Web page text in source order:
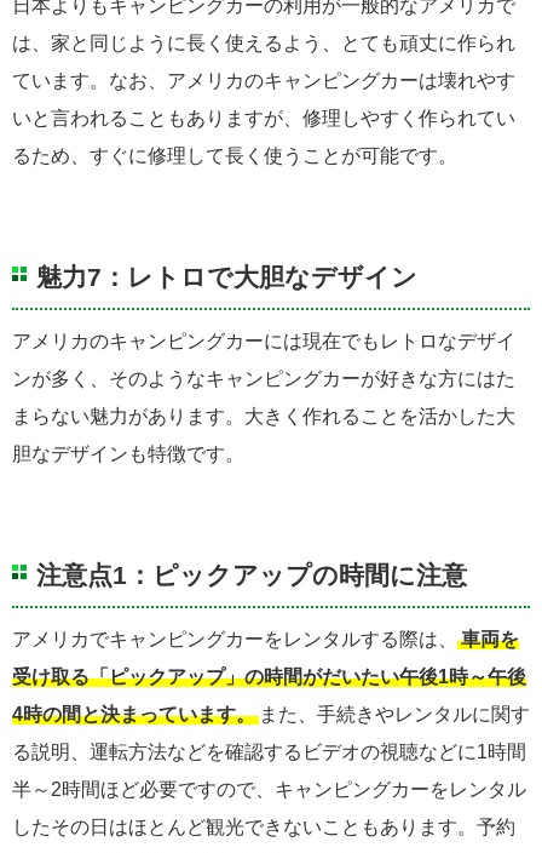
日本よりもキャンピングカーの利用が一般的なアメリカで
は、家と同じように長く使えるよう、とても頑丈に作られ
ています。なお、アメリカのキャンピングカーは壊れやす
いと言われることもありますが、修理しやすく作られてい
るため、すぐに修理して長く使うことが可能です。
魅力7：レトロで大胆なデザイン
アメリカのキャンピングカーには現在でもレトロなデザイ
ンが多く、そのようなキャンピングカーが好きな方にはた
まらない魅力があります。大きく作れることを活かした大
胆なデザインも特徴です。
注意点1：ピックアップの時間に注意
アメリカでキャンピングカーをレンタルする際は、
車両を
受け取る「ピックアップ」の時間がだいたい午後1時～午後
4時の間と決まっています。 また、手続きやレンタルに関す
る説明、運転方法などを確認するビデオの視聴などに1時間
半～2時間ほど必要ですので、キャンピングカーをレンタル
したその日はほとんど観光できないこともあります。予約